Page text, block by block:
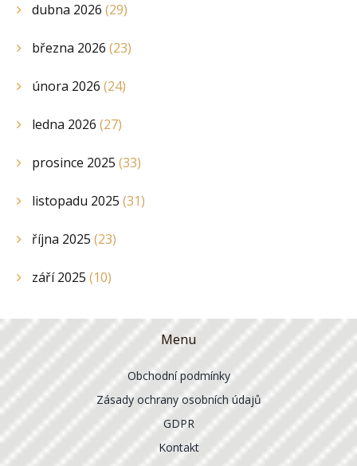
dubna 2026 (29)
března 2026 (23)
února 2026 (24)
ledna 2026 (27)
prosince 2025 (33)
listopadu 2025 (31)
října 2025 (23)
září 2025 (10)
Menu
Obchodní podmínky
Zásady ochrany osobních údajů
GDPR
Kontakt